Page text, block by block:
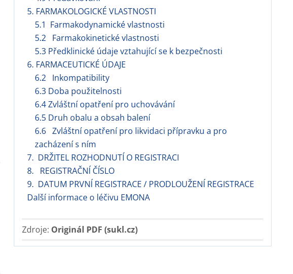
5. FARMAKOLOGICKÉ VLASTNOSTI
5.1 Farmakodynamické vlastnosti
5.2 Farmakokinetické vlastnosti
5.3 Předklinické údaje vztahující se k bezpečnosti
6. FARMACEUTICKÉ ÚDAJE
6.2 Inkompatibility
6.3 Doba použitelnosti
6.4 Zvláštní opatření pro uchovávání
6.5 Druh obalu a obsah balení
6.6 Zvláštní opatření pro likvidaci přípravku a pro
zacházení s ním
7. DRŽITEL ROZHODNUTÍ O REGISTRACI
8. REGISTRAČNÍ ČÍSLO
9. DATUM PRVNÍ REGISTRACE / PRODLOUŽENÍ REGISTRACE
Další informace o léčivu EMONA
Zdroje: Originál PDF (sukl.cz)